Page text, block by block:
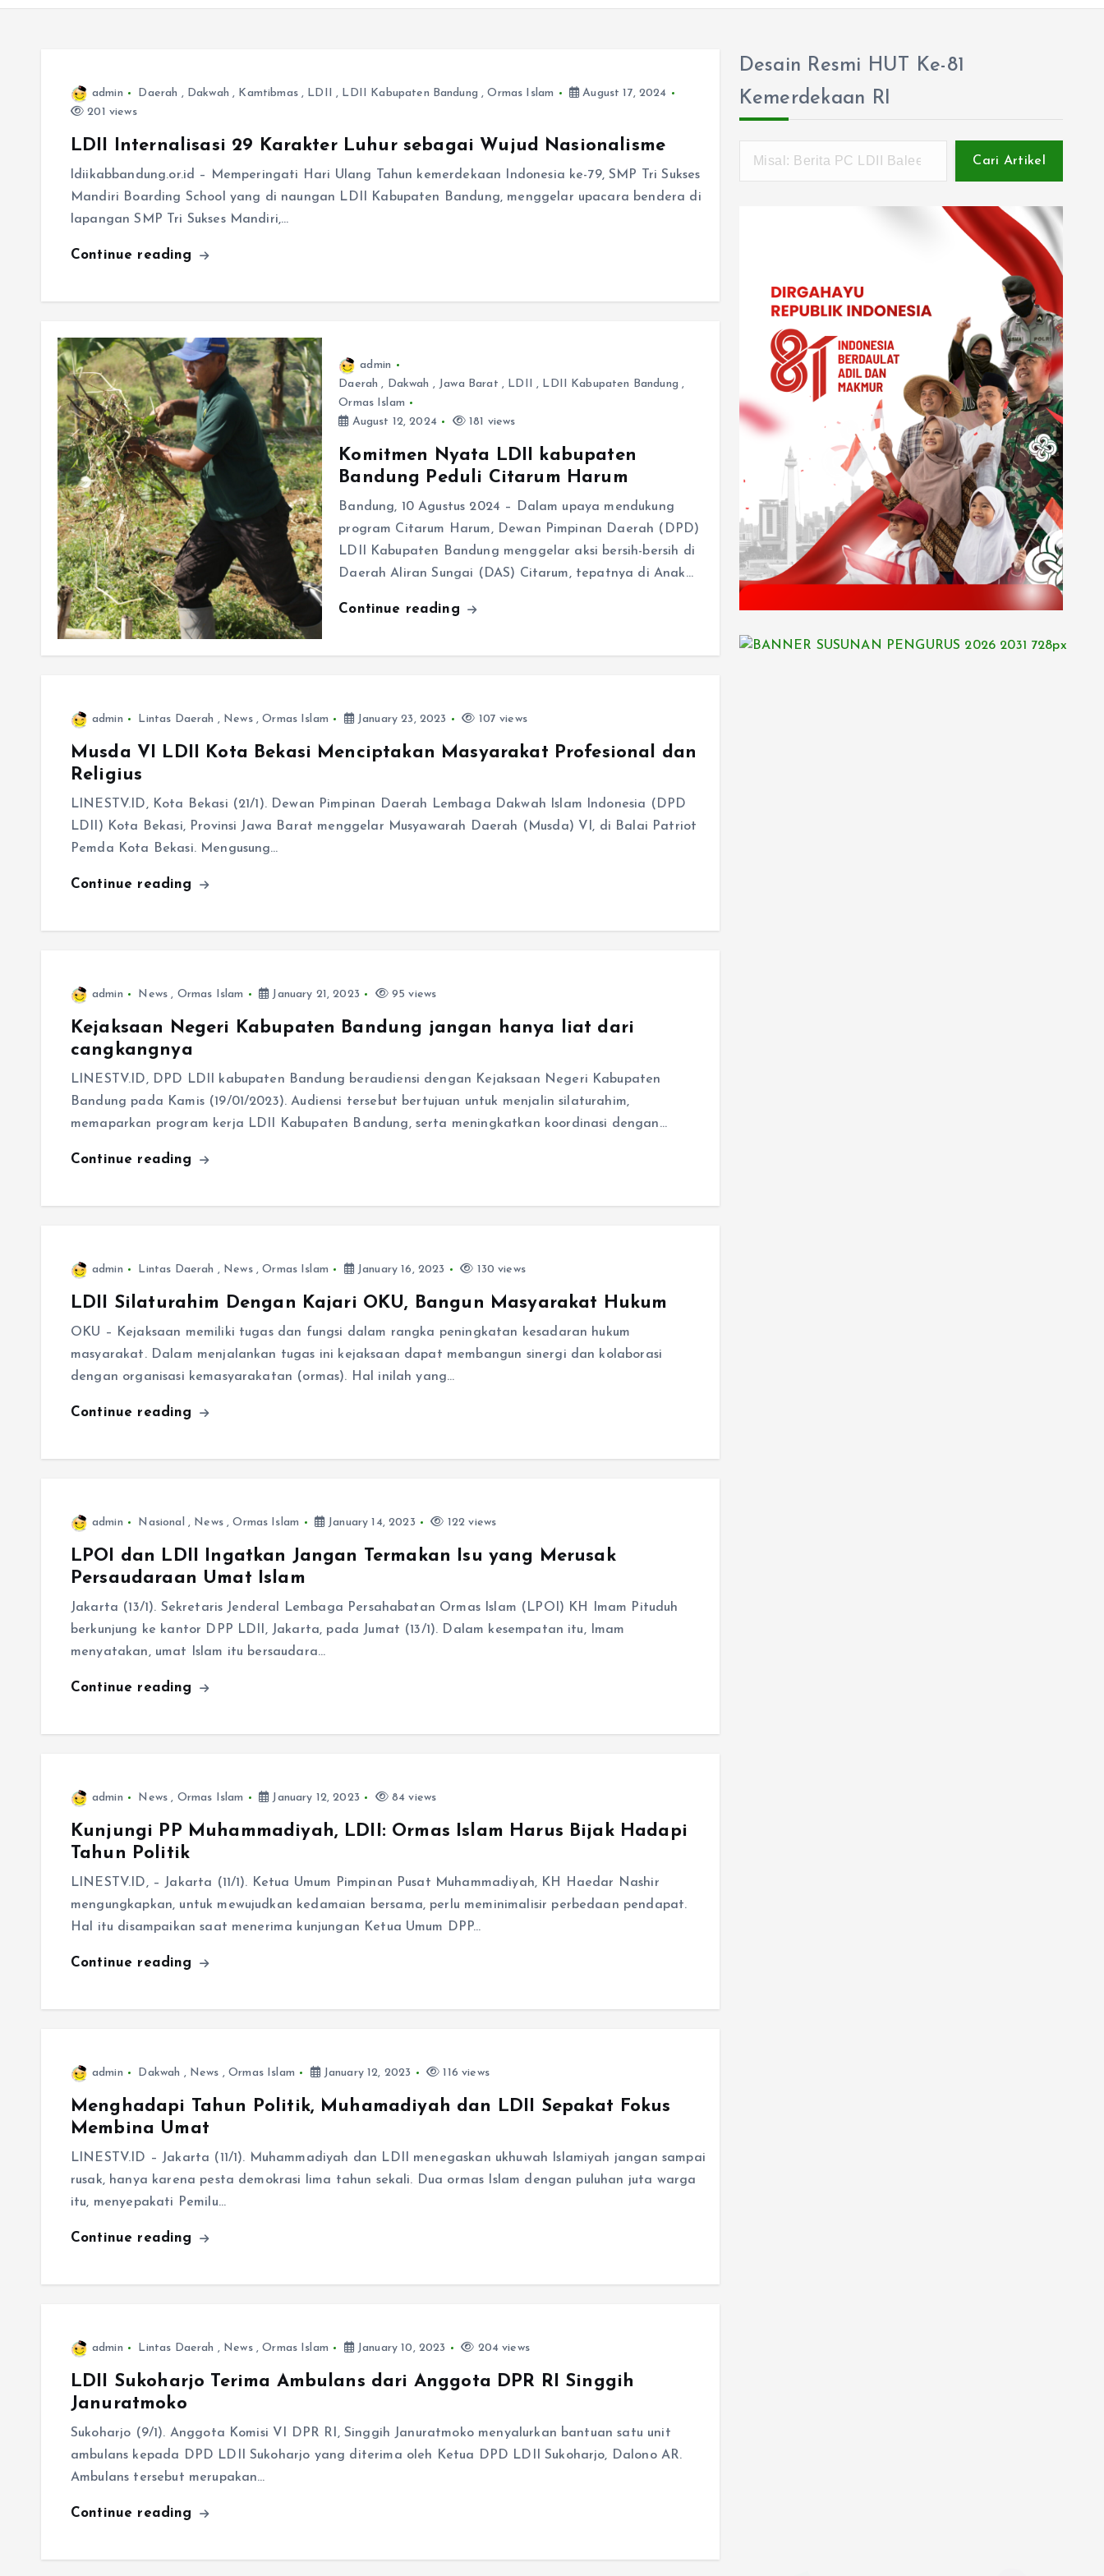
admin Daerah , Dakwah , Kamtibmas, LDII , LDII Kabupaten Bandung ,Ormas Islam
August 17, 2024
201 views
LDII Internalisasi 29 Karakter Luhur sebagai Wujud Nasionalisme
ldiikabbandung.or.id – Memperingati Hari Ulang Tahun kemerdekaan Indonesia ke-79, SMP Tri Sukses
Mandiri Boarding School yang di naungan LDII Kabupaten Bandung, menggelar upacara bendera di
lapangan SMP Tri Sukses Mandiri,…
Continue reading
admin
Daerah , Dakwah , Jawa Barat , LDII , LDII Kabupaten Bandung ,
Ormas Islam
August 12, 2024
181 views
Komitmen Nyata LDII kabupaten
Bandung Peduli Citarum Harum
Bandung, 10 Agustus 2024 – Dalam upaya mendukung
program Citarum Harum, Dewan Pimpinan Daerah (DPD)
LDII Kabupaten Bandung menggelar aksi bersih-bersih di
Daerah Aliran Sungai (DAS) Citarum, tepatnya di Anak…
Continue reading
admin Lintas Daerah , News,Ormas Islam January 23, 2023 107 views
Musda VI LDII Kota Bekasi Menciptakan Masyarakat Profesional dan
Religius
LINESTV.ID, Kota Bekasi (21/1). Dewan Pimpinan Daerah Lembaga Dakwah Islam Indonesia (DPD
LDII) Kota Bekasi, Provinsi Jawa Barat menggelar Musyawarah Daerah (Musda) VI, di Balai Patriot
Pemda Kota Bekasi. Mengusung…
Continue reading
admin News , Ormas Islam January 21, 2023 95 views
Kejaksaan Negeri Kabupaten Bandung jangan hanya liat dari
cangkangnya
LINESTV.ID, DPD LDII kabupaten Bandung beraudiensi dengan Kejaksaan Negeri Kabupaten
Bandung pada Kamis (19/01/2023). Audiensi tersebut bertujuan untuk menjalin silaturahim,
memaparkan program kerja LDII Kabupaten Bandung, serta meningkatkan koordinasi dengan…
Continue reading
admin Lintas Daerah , News,Ormas Islam January 16, 2023 130 views
LDII Silaturahim Dengan Kajari OKU, Bangun Masyarakat Hukum
OKU – Kejaksaan memiliki tugas dan fungsi dalam rangka peningkatan kesadaran hukum
masyarakat. Dalam menjalankan tugas ini kejaksaan dapat membangun sinergi dan kolaborasi
dengan organisasi kemasyarakatan (ormas). Hal inilah yang…
Continue reading
admin Nasional , News,Ormas Islam January 14, 2023 122 views
LPOI dan LDII Ingatkan Jangan Termakan Isu yang Merusak
Persaudaraan Umat Islam
Jakarta (13/1). Sekretaris Jenderal Lembaga Persahabatan Ormas Islam (LPOI) KH Imam Pituduh
berkunjung ke kantor DPP LDII, Jakarta, pada Jumat (13/1). Dalam kesempatan itu, Imam
menyatakan, umat Islam itu bersaudara…
Continue reading
admin News , Ormas Islam January 12, 2023 84 views
Kunjungi PP Muhammadiyah, LDII: Ormas Islam Harus Bijak Hadapi
Tahun Politik
LINESTV.ID, – Jakarta (11/1). Ketua Umum Pimpinan Pusat Muhammadiyah, KH Haedar Nashir
mengungkapkan, untuk mewujudkan kedamaian bersama, perlu meminimalisir perbedaan pendapat.
Hal itu disampaikan saat menerima kunjungan Ketua Umum DPP…
Continue reading
admin Dakwah , News ,Ormas Islam January 12, 2023 116 views
Menghadapi Tahun Politik, Muhamadiyah dan LDII Sepakat Fokus
Membina Umat
LINESTV.ID – Jakarta (11/1). Muhammadiyah dan LDII menegaskan ukhuwah Islamiyah jangan sampai
rusak, hanya karena pesta demokrasi lima tahun sekali. Dua ormas Islam dengan puluhan juta warga
itu, menyepakati Pemilu…
Continue reading
admin Lintas Daerah , News,Ormas Islam January 10, 2023 204 views
LDII Sukoharjo Terima Ambulans dari Anggota DPR RI Singgih
Januratmoko
Sukoharjo (9/1). Anggota Komisi VI DPR RI, Singgih Januratmoko menyalurkan bantuan satu unit
ambulans kepada DPD LDII Sukoharjo yang diterima oleh Ketua DPD LDII Sukoharjo, Dalono AR.
Ambulans tersebut merupakan…
Continue reading
Desain Resmi HUT Ke-81
Kemerdekaan RI
Cari Artikel